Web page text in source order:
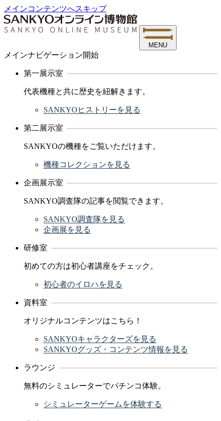
メインコンテンツへスキップ
MENU
メインナビゲーション開始
第一展示室
代表機種と共に歴史を紐解きます。
SANKYOヒストリーを見る
第二展示室
SANKYOの機種をご覧いただけます。
機種コレクションを見る
企画展示室
SANKYO調査隊の記事を閲覧できます。
SANKYO調査隊を見る
企画展を見る
研修室
初めての方は初心者講座をチェック。
初心者のイロハを見る
資料室
オリジナルコンテンツはこちら！
SANKYOキャラクターズを見る
SANKYOグッズ・コンテンツ情報を見る
ラウンジ
無料のシミュレーターでパチンコ体験。
シミュレーターゲームを体験する